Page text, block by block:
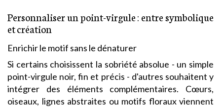
Personnaliser un point-virgule : entre symbolique
et création
Enrichir le motif sans le dénaturer
Si certains choisissent la sobriété absolue - un simple
point-virgule noir, fin et précis - d'autres souhaitent y
intégrer des éléments complémentaires. Cœurs,
oiseaux, lignes abstraites ou motifs floraux viennent